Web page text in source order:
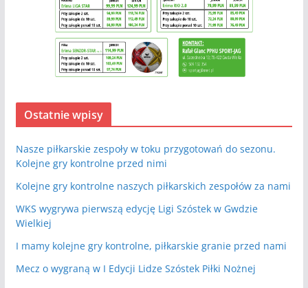
Ostatnie wpisy
Nasze piłkarskie zespoły w toku przygotowań do sezonu.
Kolejne gry kontrolne przed nimi
Kolejne gry kontrolne naszych piłkarskich zespołów za nami
WKS wygrywa pierwszą edycję Ligi Szóstek w Gwdzie
Wielkiej
I mamy kolejne gry kontrolne, piłkarskie granie przed nami
Mecz o wygraną w I Edycji Lidze Szóstek Piłki Nożnej